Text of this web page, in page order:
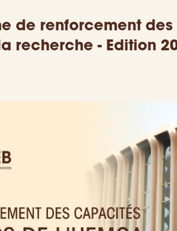
de renforcement
recherche - Edition